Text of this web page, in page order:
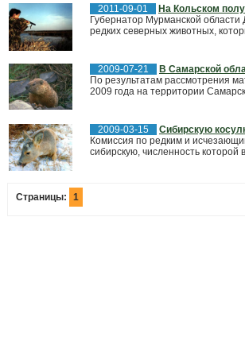
2011-09-01
На Кольском
Губернатор Мурманской
редких северных животных,
2009-07-21
В Самарской
По результатам рассмотрения
2009 года на территории
2009-03-15
Сибирскую
Комиссия по редким и
сибирскую, численность которой
Страницы: 1